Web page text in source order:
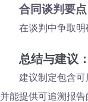
合同谈判要点
在谈判中争取
总结与建议
建议制定包含
并能提供可追溯报